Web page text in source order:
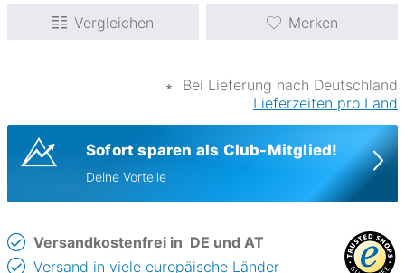
Vergleichen Merken
∗
Bei Lieferung nach Deutschland
Lieferzeiten pro Land
Sofort sparen als Club-Mitglied!
Deine Vorteile
Versandkostenfrei in DE und AT
Versand in viele europäische Länder